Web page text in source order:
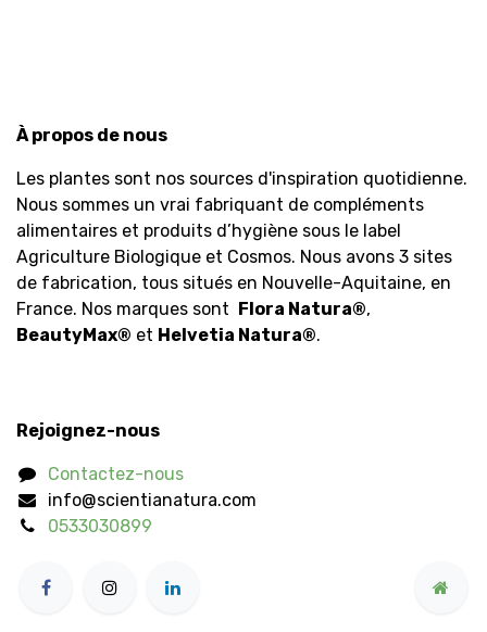
À propos de nous
Les plantes sont nos sources d'inspiration quotidienne.
Nous sommes un vrai fabriquant de compléments
alimentaires et produits d’hygiène sous le label
Agriculture Biologique et Cosmos. Nous avons 3 sites
de fabrication, tous situés en Nouvelle-Aquitaine, en
France. Nos marques sont
Flora Natura®,
BeautyMax® et Helvetia Natura®.
Rejoignez-nous
Contactez-nous
info@scientianatura.com
0533030899